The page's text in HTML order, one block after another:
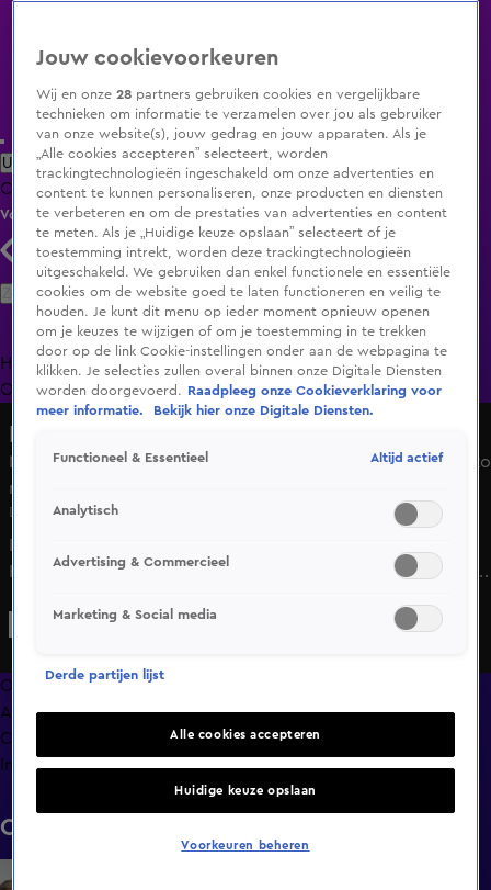
Uitzending Gemist Populaire programma's Zenders Genres
ClipsFilmsRadioSmart TV inlogShop
Volg KIJK
Zoeken
HomeUitzending Gemist Programma's De Bondgenoten
OranjezomerLivestreamsShop
Noa Vahle benoemt valkuil Hélène Hendriks: 'Jij bent dan zo
melig!'
Di 5 mei, 05:00
Hélène Hendriks tijdens opnames. Als de presentatrice iets
namelijk heel melig.
Overzicht
Afleveringen
Clips
Info
Clips
Jouw cookievoorkeuren
Wij en onze28 partners gebruiken cookies en vergelijkbare
technieken om informatie te verzamelen over jou als gebruiker
van onze website(s), jouw gedrag en jouw apparaten. Als je
„Alle cookies accepteren” selecteert, worden
trackingtechnologieën ingeschakeld om onze advertenties en
content te kunnen personaliseren, onze producten en diensten
te verbeteren en om de prestaties van advertenties en content
te meten. Als je „Huidige keuze opslaan” selecteert of je
toestemming intrekt, worden deze trackingtechnologieën
uitgeschakeld. We gebruiken dan enkel functionele en essentiële
cookies om de website goed te laten functioneren en veilig te
houden. Je kunt dit menu op ieder moment opnieuw openen
om je keuzes te wijzigen of om je toestemming in te trekken
door op de link Cookie-instellingen onder aan de webpagina te
klikken. Je selecties zullen overal binnen onze Digitale Diensten
worden doorgevoerd.
Raadpleeg onze Cookieverklaring voor
meer informatie.
Bekijk hier onze Digitale Diensten.
Functioneel & Essentieel Altijd actief
Analytisch
Advertising & Commercieel
Marketing & Social media
Derde partijen lijst
Alle cookies accepteren
Huidige keuze opslaan
Voorkeuren beheren